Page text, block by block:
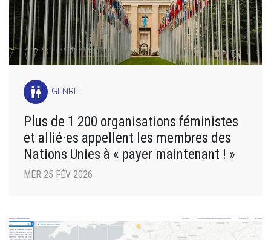
wc GENRE
Plus de 1 200 organisations féministes
et allié·es appellent les membres des
Nations Unies à « payer maintenant ! »
MER 25 FÉV 2026